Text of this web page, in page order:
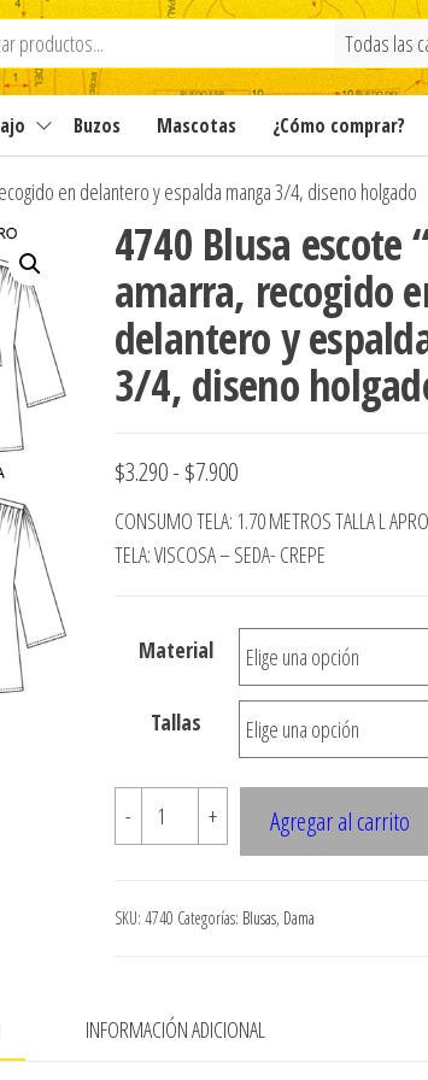
Buzos Mascotas ¿Cómo comprar?
en delantero y espalda manga 3/4, diseno holgado
4740 Blusa escote
amarra, recogido
delantero y
3/4, diseno
$3.290- $7.900Rango
de
precios:
$3.290
hasta
$7.900
CONSUMO TELA: 1.70 METROS TALLA L
TELA: VISCOSA – SEDA- CREPE
Material
Tallas
-
4740
Blusa
"V"
en
+ Agregar al carrito
SKU: 4740 Categorías: Blusas, Dama
INFORMACIÓN ADICIONAL